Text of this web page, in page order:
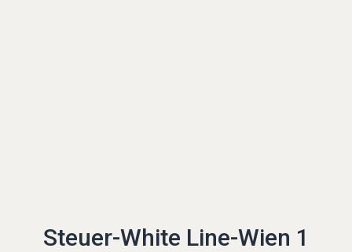
Steuer-White Line-Wien 1